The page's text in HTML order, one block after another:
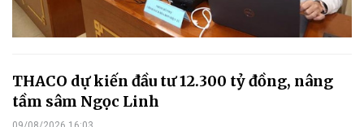
THACO dự kiến đầu tư 12.300 tỷ đồng, nâng
tầm sâm Ngọc Linh